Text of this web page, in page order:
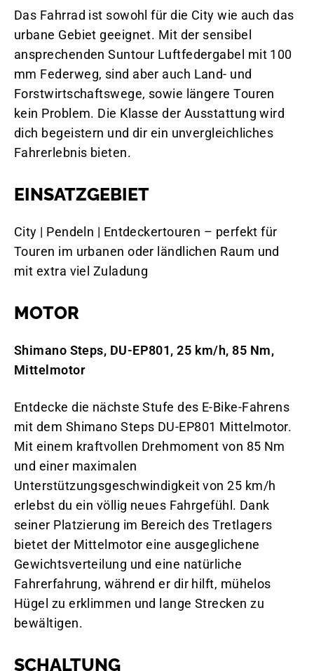
Das Fahrrad ist sowohl für die City wie auch das
urbane Gebiet geeignet. Mit der sensibel
ansprechenden Suntour Luftfedergabel mit 100
mm Federweg, sind aber auch Land- und
Forstwirtschaftswege, sowie längere Touren
kein Problem. Die Klasse der Ausstattung wird
dich begeistern und dir ein unvergleichliches
Fahrerlebnis bieten.
EINSATZGEBIET
City | Pendeln | Entdeckertouren – perfekt für
Touren im urbanen oder ländlichen Raum und
mit extra viel Zuladung
MOTOR
Shimano Steps, DU-EP801, 25 km/h, 85 Nm,
Mittelmotor
Entdecke die nächste Stufe des E-Bike-Fahrens
mit dem Shimano Steps DU-EP801 Mittelmotor.
Mit einem kraftvollen Drehmoment von 85 Nm
und einer maximalen
Unterstützungsgeschwindigkeit von 25 km/h
erlebst du ein völlig neues Fahrgefühl. Dank
seiner Platzierung im Bereich des Tretlagers
bietet der Mittelmotor eine ausgeglichene
Gewichtsverteilung und eine natürliche
Fahrerfahrung, während er dir hilft, mühelos
Hügel zu erklimmen und lange Strecken zu
bewältigen.
SCHALTUNG